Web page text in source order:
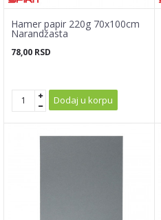
Hamer papir 220g 70x100cm
Narandžasta
78,00 RSD
Dodaj u korpu